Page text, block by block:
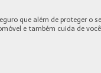
que além de proteger o
e também cuida de você.